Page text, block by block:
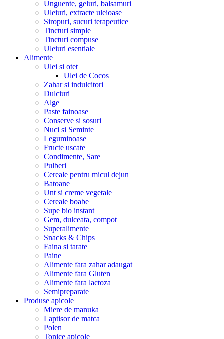
Unguente, geluri, balsamuri
Uleiuri, extracte uleioase
Siropuri, sucuri terapeutice
Tincturi simple
Tincturi compuse
Uleiuri esentiale
Alimente
Ulei si otet
Ulei de Cocos
Zahar si indulcitori
Dulciuri
Alge
Paste fainoase
Conserve si sosuri
Nuci si Seminte
Leguminoase
Fructe uscate
Condimente, Sare
Pulberi
Cereale pentru micul dejun
Batoane
Unt si creme vegetale
Cereale boabe
Supe bio instant
Gem, dulceata, compot
Superalimente
Snacks & Chips
Faina si tarate
Paine
Alimente fara zahar adaugat
Alimente fara Gluten
Alimente fara lactoza
Semipreparate
Produse apicole
Miere de manuka
Laptisor de matca
Polen
Tonice apicole